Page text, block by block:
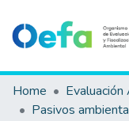
Communities &
All of DSpace
Home
Pasivos